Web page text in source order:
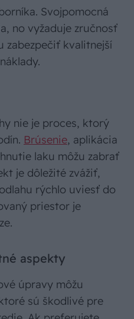
Svojpomocná
no vyžaduje zručnosť
zabezpečiť kvalitnejší
nie je proces, ktorý
Brúsenie, aplikácia
laku môžu zabrať
je dôležité zvážiť,
rýchlo uviesť do
priestor je
aspekty
úpravy môžu
sú škodlivé pre